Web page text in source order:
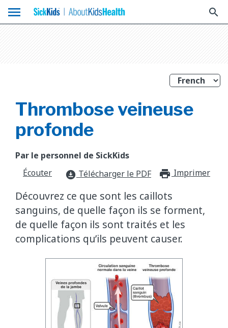
menu search
Thrombose veineuse
profonde
Par le personnel de SickKids
Écouter
download_for_offline Télécharger le PDF Imprimer
Découvrez ce que sont les caillots
sanguins, de quelle façon ils se forment,
de quelle façon ils sont traités et les
complications qu’ils peuvent causer.